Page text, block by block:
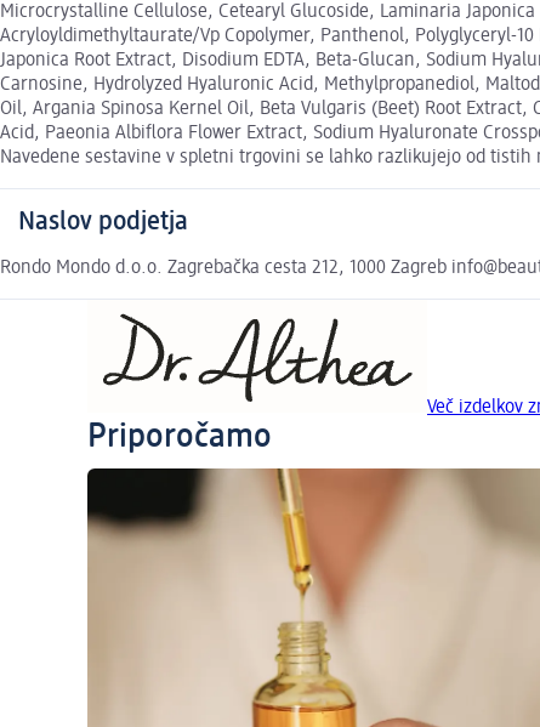
Microcrystalline Cellulose, Cetearyl Glucoside, Laminaria
Acryloyldimethyltaurate/Vp Copolymer, Panthenol, Polyglyceryl-
Japonica Root Extract, Disodium EDTA, Beta-Glucan, Sodium
Carnosine, Hydrolyzed Hyaluronic Acid, Methylpropanediol,
Oil, Argania Spinosa Kernel Oil, Beta Vulgaris (Beet) Root
Acid, Paeonia Albiflora Flower Extract, Sodium Hyaluronate
Navedene sestavine v spletni trgovini se lahko razlikujejo od tistih
Naslov podjetja
Rondo Mondo d.o.o. Zagrebačka cesta 212, 1000 Zagreb
Več izdelkov
Priporočamo